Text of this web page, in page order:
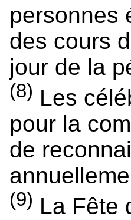
personnes
des cours
jour de la
(8) Les
pour la
de
(9) La Fête